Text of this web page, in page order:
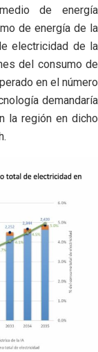
de energía
de energía de la
electricidad de la
del consumo de
en el número
demandaría
la región en dicho